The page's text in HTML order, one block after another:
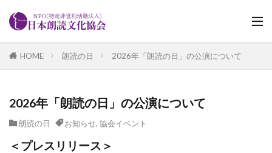
HOME 朗読の日 2026年「朗読の日」の公演について
2026年「朗読の日」の公演について
朗読の日 お知らせ, 協会イベント
＜プレスリリース＞